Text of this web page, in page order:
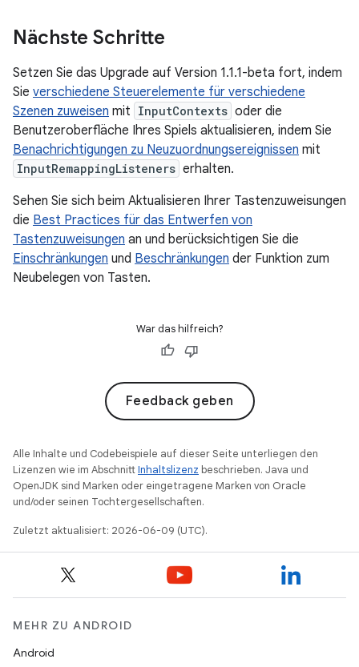
Nächste Schritte
Setzen Sie das Upgrade auf Version 1.1.1-beta fort, indem
Sie verschiedene Steuerelemente für verschiedene
Szenen zuweisen mit InputContexts oder die
Benutzeroberfläche Ihres Spiels aktualisieren, indem Sie
Benachrichtigungen zu Neuzuordnungsereignissen mit
InputRemappingListeners erhalten.
Sehen Sie sich beim Aktualisieren Ihrer Tastenzuweisungen
die Best Practices für das Entwerfen von
Tastenzuweisungen an und berücksichtigen Sie die
Einschränkungen und Beschränkungen der Funktion zum
Neubelegen von Tasten.
War das hilfreich?
Feedback geben
Alle Inhalte und Codebeispiele auf dieser Seite unterliegen den
Lizenzen wie im AbschnittInhaltslizenz beschrieben. Java und
OpenJDK sind Marken oder eingetragene Marken von Oracle
und/oder seinen Tochtergesellschaften.
Zuletzt aktualisiert: 2026-06-09 (UTC).
MEHR ZU ANDROID
Android